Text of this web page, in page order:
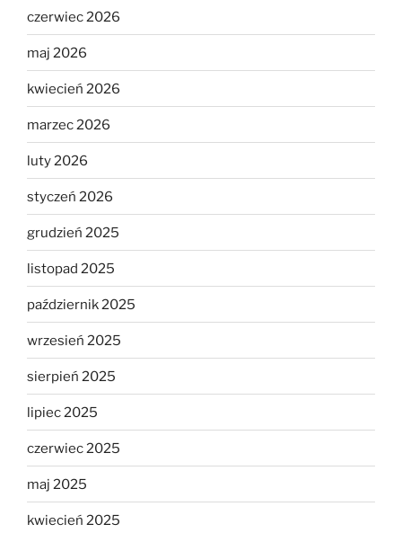
czerwiec 2026
maj 2026
kwiecień 2026
marzec 2026
luty 2026
styczeń 2026
grudzień 2025
listopad 2025
październik 2025
wrzesień 2025
sierpień 2025
lipiec 2025
czerwiec 2025
maj 2025
kwiecień 2025